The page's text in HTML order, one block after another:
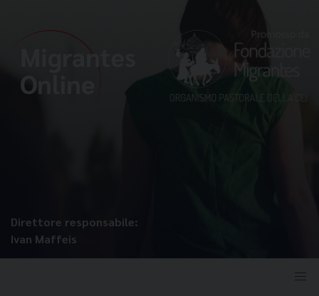
Direttore responsabile:
Ivan Maffeis